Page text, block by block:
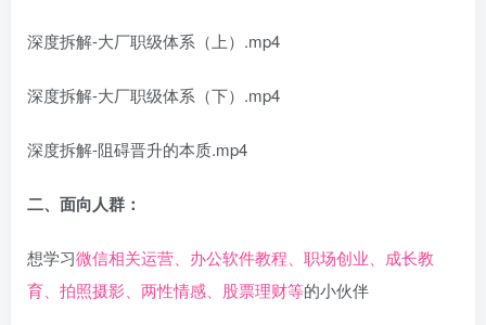
深度拆解-大厂职级体系（上）.mp4
深度拆解-大厂职级体系（下）.mp4
深度拆解-阻碍晋升的本质.mp4
二、面向人群：
想学习微信相关运营、办公软件教程、职场创业、成长教
育、拍照摄影、两性情感、股票理财等的小伙伴